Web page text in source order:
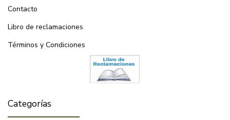
Contacto
Libro de reclamaciones
Términos y Condiciones
Categorías